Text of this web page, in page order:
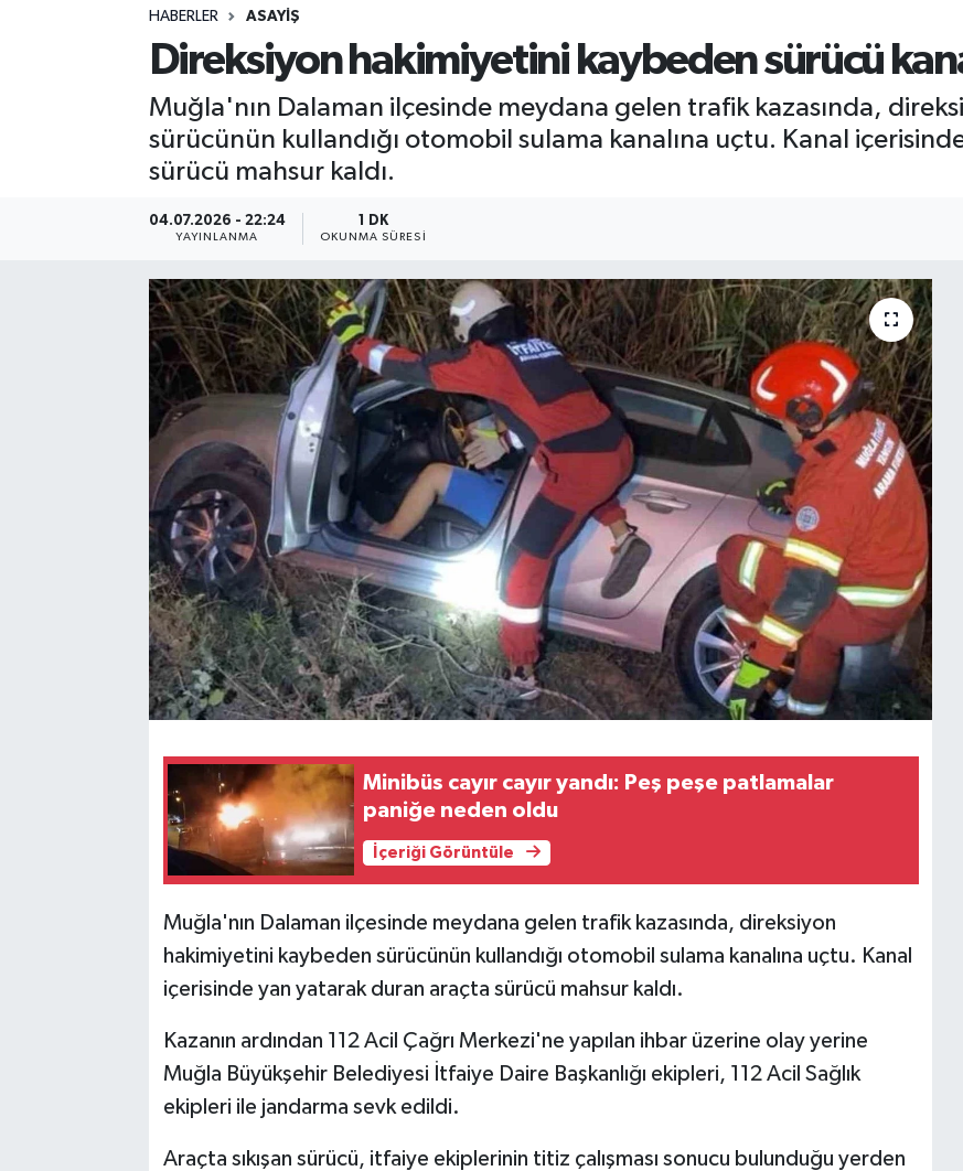
HABERLER ASAYIŞ
Direksiyon hakimiyetini kaybeden sürücü
Muğla'nın Dalaman ilçesinde meydana gelen trafik kazasında,
sürücünün kullandığı otomobil sulama kanalına uçtu. Kanal
sürücü mahsur kaldı.
04.07.2026 - 22:24
YAYINLANMA
1 DK
OKUNMA SÜRESI
Minibüs cayır cayır yandı: Peş peşe patlamalar
paniğe neden oldu
İçeriği Görüntüle
Muğla'nın Dalaman ilçesinde meydana gelen trafik kazasında, direksiyon
hakimiyetini kaybeden sürücünün kullandığı otomobil sulama kanalına uçtu. Kanal
içerisinde yan yatarak duran araçta sürücü mahsur kaldı.
Kazanın ardından 112 Acil Çağrı Merkezi'ne yapılan ihbar üzerine olay yerine
Muğla Büyükşehir Belediyesi İtfaiye Daire Başkanlığı ekipleri, 112 Acil Sağlık
ekipleri ile jandarma sevk edildi.
Araçta sıkışan sürücü, itfaiye ekiplerinin titiz çalışması sonucu bulunduğu yerden